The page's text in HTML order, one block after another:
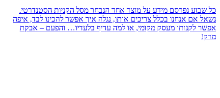
כל שבוע נפרסם מידע על מוצר אחד הנבחר מסל הקניות הסטנדרטי.
נשאל אם אנחנו בכלל צריכים אותו, נגלה איך אפשר להכינו לבד, איפה
אפשר לקנותו מעסק מקומי, או למה עדיף בלעדיו… והפעם – אבקת
מרק!